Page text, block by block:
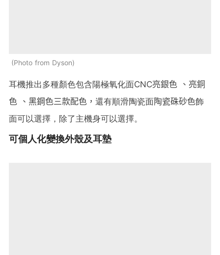
Photo from Dyson
耳機推出多種顏色包含陽極氧化面CNC亮銀色 、亮銅
色 、黑鋼色三款配色， 還有順滑陶瓷面陶瓷硃砂色飾
面可以選擇，除了主機身可以選擇。
可個人化變換外殼及耳墊